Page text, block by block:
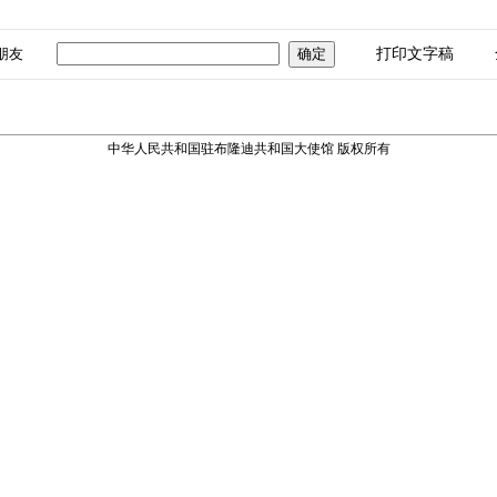
友 打印文字稿
中华人民共和国驻布隆迪共和国大使馆 版权所有